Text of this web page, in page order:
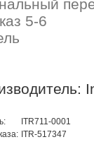
ITR711-0001
ITR-517347